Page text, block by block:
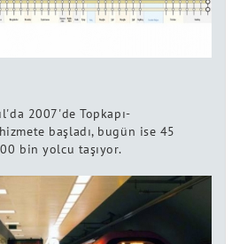
2007'de Topkapı-
başladı, bugün ise 45
bin yolcu taşıyor.